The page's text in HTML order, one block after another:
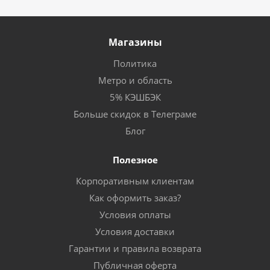
Магазины
Политика
Метро и область
5% КЭШБЭК
Больше скидок в Телеграме
Блог
Полезное
Корпоративным клиентам
Как оформить заказ?
Условия оплаты
Условия доставки
Гарантии и правила возврата
Публичная оферта